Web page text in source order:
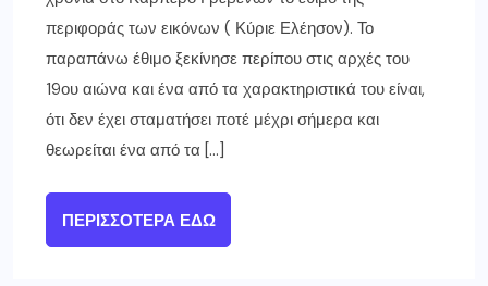
περιφοράς των εικόνων ( Κύριε Ελέησον). Το
παραπάνω έθιμο ξεκίνησε περίπου στις αρχές του
19ου αιώνα και ένα από τα χαρακτηριστικά του είναι,
ότι δεν έχει σταματήσει ποτέ μέχρι σήμερα και
θεωρείται ένα από τα […]
ΠΕΡΙΣΣΌΤΕΡΑ ΕΔΏ